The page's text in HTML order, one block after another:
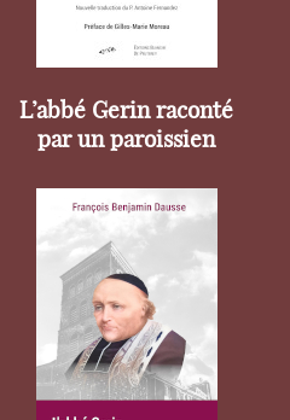
L’abbé Gerin raconté
par un paroissien